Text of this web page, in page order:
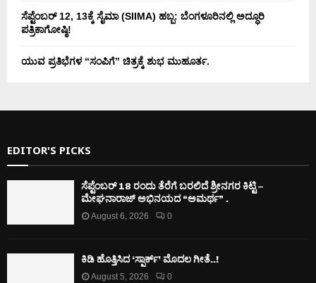
ಸೆಪ್ಟೆಂಬರ್ 12, 13ಕ್ಕೆ ಸೈಮಾ (SIIMA) ಹಬ್ಬ: ಬೆಂಗಳೂರಿನಲ್ಲಿ ಅದ್ಧೂರಿ
ಪತ್ರಿಕಾಗೋಷ್ಠಿ!
ಯುವ ಪ್ರತಿಭೆಗಳ “ಸಂಪಿಗೆ” ಚಿತ್ರಕ್ಕೆ ಶುಭ ಮುಹೂರ್ತ.
EDITOR'S PICKS
ಸೆಪ್ಟೆಂಬರ್ 18 ರಂದು ತೆರೆಗೆ ಬರಲಿದೆ ಶ್ರೀನಗರ ಕಿಟ್ಟಿ –
ಮೇಘನಾರಾಜ್ ಅಭಿನಯದ “ಅಮರ್ಥ” .
August 6, 2026 0
ಕಿಡಿ‌‌ ಹೊತ್ತಿಸಿದ ‘ಸ್ಪಾರ್ಕ್’ ಮೊದಲ‌ ಗೀತೆ..!
August 5, 2026 0